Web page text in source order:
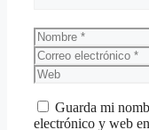
Nombre
Correo
electrónico
Web
Guarda mi
electrónico y web